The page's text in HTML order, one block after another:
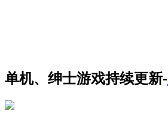
单机、绅士游戏持续更新-